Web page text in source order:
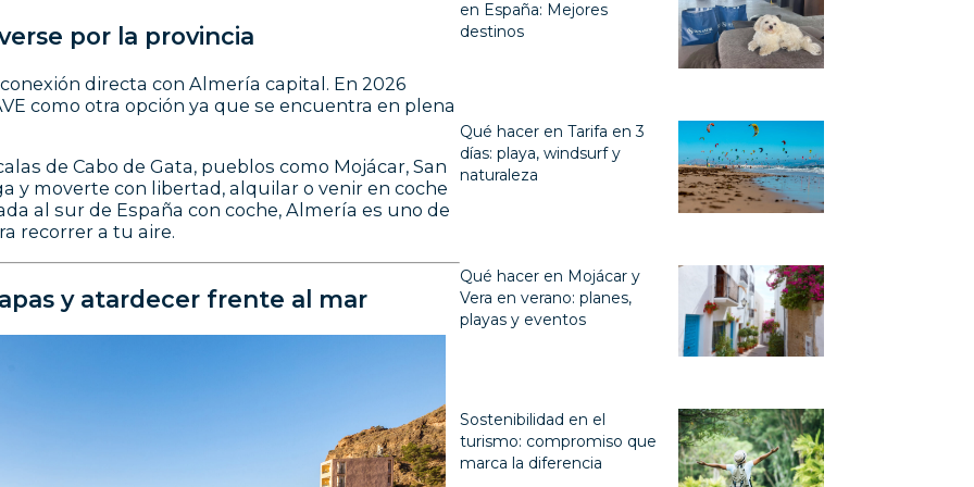
por la provincia
directa con Almería capital. En 2026
como otra opción ya que se encuentra en plena
de Cabo de Gata, pueblos como Mojácar, San
y moverte con libertad, alquilar o venir en coche
al sur de España con coche, Almería es uno de
recorrer a tu aire.
y atardecer frente al mar
en España: Mejores
destinos
Qué hacer en Tarifa en 3
días: playa, windsurf y
naturaleza
Qué hacer en Mojácar y
Vera en verano: planes,
playas y eventos
Sostenibilidad en el
turismo: compromiso que
marca la diferencia